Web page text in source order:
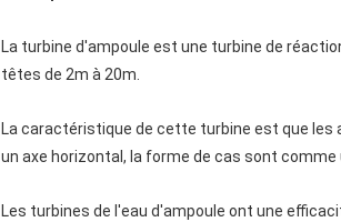
La turbine d'ampoule est une turbine de
têtes de 2m à 20m.
La caractéristique de cette turbine est que
un axe horizontal, la forme de cas sont
Les turbines de l'eau d'ampoule ont une